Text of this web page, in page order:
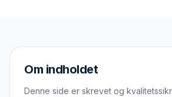
Om indholdet
Denne side er skrevet og